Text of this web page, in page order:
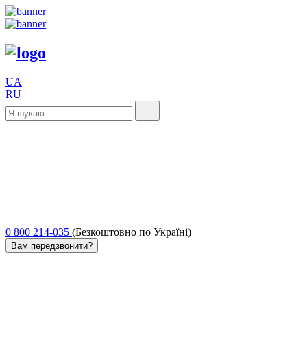
UA
RU
0 800 214-035 (Безкоштовно по Україні)
Вам передзвонити?